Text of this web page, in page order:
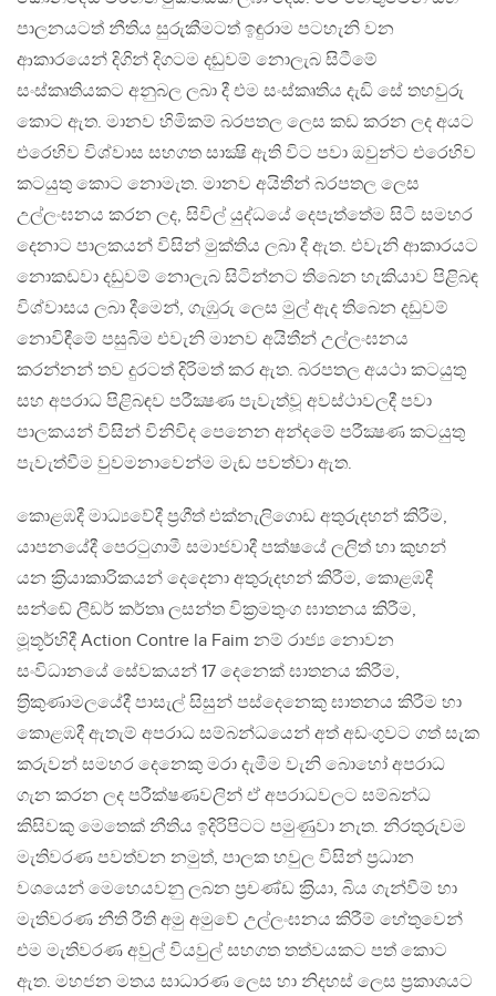
පාලනයටත් නීතිය සුරුකීමටත් ඉඳුරාම පටහැනි වන
ආකාරයෙන් දිගින් දිගටම දඬුවම් නොලැබ සිටීමේ
සංස්කෘතියකට අනුබල ලබා දී එම සංස්කෘතිය දැඩි සේ තහවුරු
කොට ඇත. මානව හිමිකම් බරපතල ලෙස කඩ කරන ලද අයට
එරෙහිව විශ්වාස සහගත සාක්‍ෂි ඇති විට පවා ඔවුන්ට එරෙහිව
කටයුතු කොට නොමැත. මානව අයිතීන් බරපතල ලෙස
උල්ලංඝනය කරන ලද, සිවිල් යුද්ධයේ දෙපැත්තේම සිටි සමහර
දෙනාට පාලකයන් විසින් මුක්තිය ලබා දී ඇත. එවැනි ආකාරයට
නොකඩවා දඩුවම් නොලැබ සිටින්නට තිබෙන හැකියාව පිළිබඳ
විශ්වාසය ලබා දීමෙන්, ගැඹුරු ලෙස මුල් ඇද තිබෙන දඩුවම්
නොවිඳීමේ පසුබිම එවැනි මානව අයිතීන් උල්ලංඝනය
කරන්නන් තව දුරටත් දිරිමත් කර ඇත. බරපතල අයථා කටයුතු
සහ අපරාධ පිළිබඳව පරීක්‍ෂණ පැවැත්වූ අවස්ථාවලදී පවා
පාලකයන් විසින් විනිවිද පෙනෙන අන්දමේ පරීක්‍ෂණ කටයුතු
පැවැත්වීම වුවමනාවෙන්ම මැඬ පවත්වා ඇත.
කොළඹදී මාධ්‍යවේදී ප‍්‍රගීත් එක්නැලිගොඩ අතුරුදහන් කිරීම,
යාපනයේදී පෙරටුගාමී සමාජවාදී පක්ෂයේ ලලිත් හා කුහන්
යන ක‍්‍රියාකාරිකයන් දෙදෙනා අතුරුදහන් කිරීම, කොළඹදී
සන්ඬේ ලීඩර් කර්තෘ ලසන්ත වික‍්‍රමතුංග ඝාතනය කිරීම,
මූතූර්හිදී Action Contre la Faim නම් රාජ්‍ය නොවන
සංවිධානයේ සේවකයන් 17 දෙනෙක් ඝාතනය කිරීම,
ත‍්‍රිකුණාමලයේදී පාසැල් සිසුන් පස්දෙනෙකු ඝාතනය කිරීම හා
කොළඹදී ඇතැම් අපරාධ සම්බන්ධයෙන් අත් අඩංගුවට ගත් සැක
කරුවන් සමහර දෙනෙකු මරා දැමීම වැනි බොහෝ අපරාධ
ගැන කරන ලද පරීක්ෂණවලින් ඒ අපරාධවලට සම්බන්ධ
කිසිවකු මෙතෙක් නීතිය ඉදිරිපිටට පමුණුවා නැත. නිරතුරුවම
මැතිවරණ පවත්වන නමුත්, පාලක හවුල විසින් ප‍්‍රධාන
වශයෙන් මෙහෙයවනු ලබන ප‍්‍රචණ්ඩ ක‍්‍රියා, බිය ගැන්වීම් හා
මැතිවරණ නීති රීති අමු අමුවේ උල්ලංඝනය කිරීම් හේතුවෙන්
එම මැතිවරණ අවුල් වියවුල් සහගත තත්වයකට පත් කොට
ඇත. මහජන මතය සාධාරණ ලෙස හා නිදහස් ලෙස ප‍්‍රකාශයට